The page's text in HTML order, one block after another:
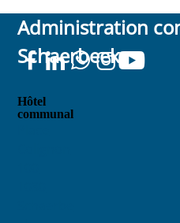
Administration
Schaerbeek
Hôtel
communal